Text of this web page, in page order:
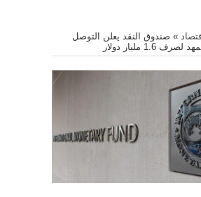
» صندوق النقد يعلن التوصل
مليار دولار